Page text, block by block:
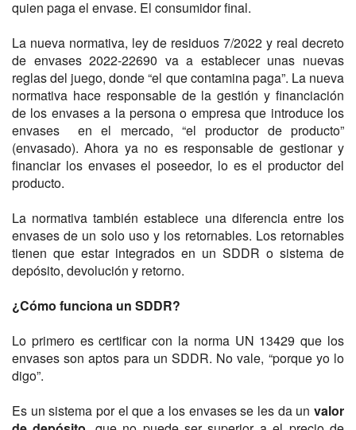
quien paga el envase. El consumidor final.
La nueva normativa, ley de residuos 7/2022 y real decreto
de envases 2022-22690 va a establecer unas nuevas
reglas del juego, donde “el que contamina paga”. La nueva
normativa hace responsable de la gestión y financiación
de los envases a la persona o empresa que introduce los
envases en el mercado, “el productor de producto”
(envasado). Ahora ya no es responsable de gestionar y
financiar los envases el poseedor, lo es el productor del
producto.
La normativa también establece una diferencia entre los
envases de un solo uso y los retornables. Los retornables
tienen que estar integrados en un SDDR o sistema de
depósito, devolución y retorno.
¿Cómo funciona un SDDR?
Lo primero es certificar con la norma UN 13429 que los
envases son aptos para un SDDR. No vale, “porque yo lo
digo”.
Es un sistema por el que a los envases se les da un valor